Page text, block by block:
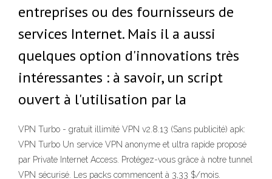
entreprises ou des fournisseurs de
services Internet. Mais il a aussi
quelques option d'innovations très
intéressantes : à savoir, un script
ouvert à l'utilisation par la
VPN Turbo - gratuit illimité VPN v2.8.13 (Sans publicité) apk:
VPN Turbo Un service VPN anonyme et ultra rapide proposé
par Private Internet Access. Protégez-vous grâce à notre tunnel
VPN sécurisé. Les packs commencent à 3,33 $/mois.